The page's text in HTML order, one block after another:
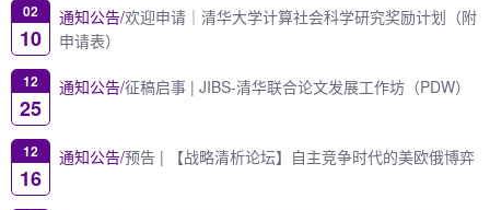
02
10
通知公告/欢迎申请｜清华大学计算社会科学研究奖励计划（附
申请表）
12
25
通知公告/征稿启事 | JIBS-清华联合论文发展工作坊（PDW）
12
16
通知公告/预告 | 【战略清析论坛】自主竞争时代的美欧俄博弈